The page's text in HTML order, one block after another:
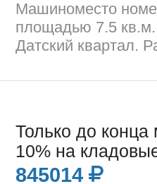
Машиноместо
площадью 7.5
Датский квартал.
Только до конца
10% на
845014